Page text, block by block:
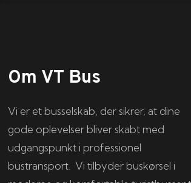
Om VT Bus
Vi er et busselskab, der sikrer, at dine
gode oplevelser bliver skabt med
udgangspunkt i professionel
bustransport. Vi tilbyder buskørsel i